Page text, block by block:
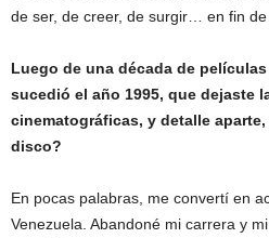
de ser, de creer, de surgir… en fin de
Luego de una década de
sucedió el año 1995, que dejaste
cinematográficas, y detalle
disco?
En pocas palabras, me convertí en
Venezuela. Abandoné mi carrera y